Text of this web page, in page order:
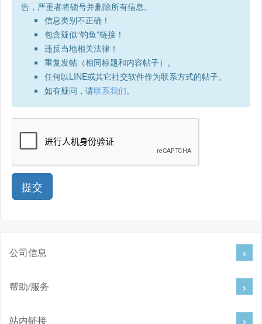
告，严重者将锁号并删除所有信息。
信息类别不正确！
包含疑似“钓鱼”链接！
违反当地相关法律！
重复发帖（相同标题和内容帖子）。
任何以LINE或其它社交软件作为联系方式的帖子。
如有疑问，请联系我们。
公司信息
帮助/服务
站内链接